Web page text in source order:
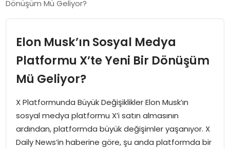
TEKNOLOJI
EĞITIM
MAGAZIN
Dönüşüm Mü Geliyor?
Elon Musk’ın Sosyal Medya
Platformu X’te Yeni Bir Dönüşüm
Mü Geliyor?
X Platformunda Büyük Değişiklikler Elon Musk’ın
sosyal medya platformu X’i satın almasının
ardından, platformda büyük değişimler yaşanıyor. X
Daily News’in haberine göre, şu anda platformda bir